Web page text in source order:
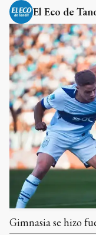
El Eco de
Gimnasia se hizo